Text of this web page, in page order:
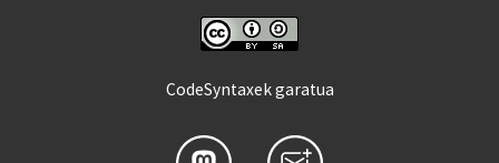
CodeSyntaxek garatua